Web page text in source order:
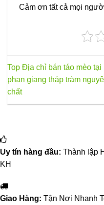
Cảm ơn tất cả mọi
Top Địa chỉ bán táo mèo tại
phan giang tháp tràm
chất
Uy tín hàng đầu: Thành lập
KH
Giao Hàng: Tận Nơi Nhanh